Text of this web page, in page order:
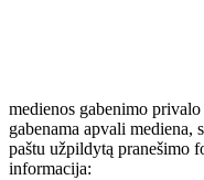
medienos gabenimo
gabenama apvali mediena,
paštu užpildytą pranešimo
informacija: